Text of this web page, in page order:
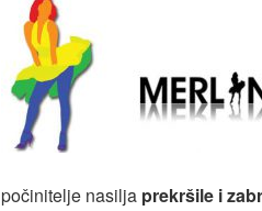
počinitelje nasilja prekršile i